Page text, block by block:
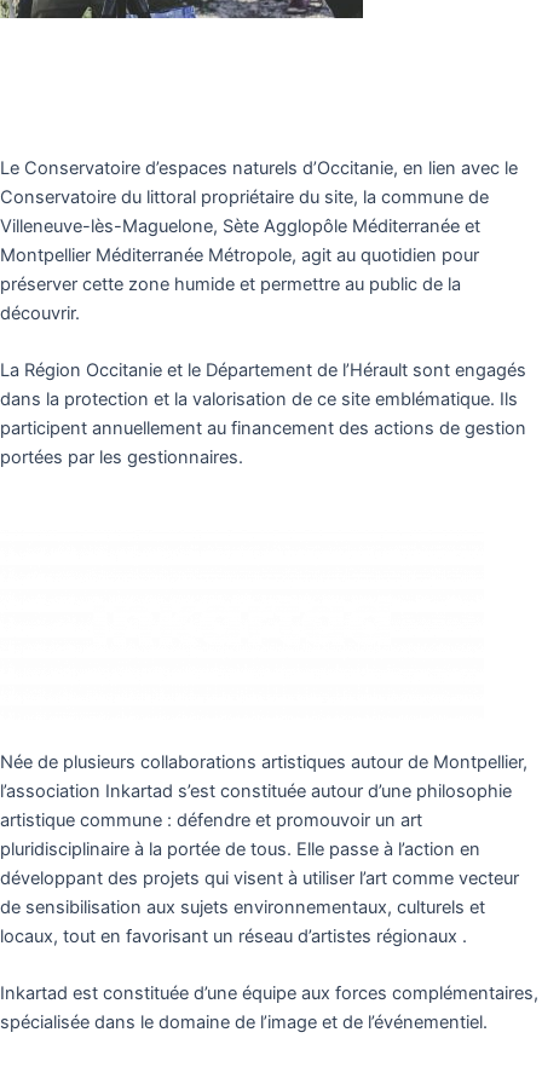
Le Conservatoire d’espaces naturels d’Occitanie, en lien avec le
Conservatoire du littoral propriétaire du site, la commune de
Villeneuve-lès-Maguelone, Sète Agglopôle Méditerranée et
Montpellier Méditerranée Métropole, agit au quotidien pour
préserver cette zone humide et permettre au public de la
découvrir.
La Région Occitanie et le Département de l’Hérault sont engagés
dans la protection et la valorisation de ce site emblématique. Ils
participent annuellement au financement des actions de gestion
portées par les gestionnaires.
Née de plusieurs collaborations artistiques autour de Montpellier,
l’association Inkartad s’est constituée autour d’une philosophie
artistique commune : défendre et promouvoir un art
pluridisciplinaire à la portée de tous. Elle passe à l’action en
développant des projets qui visent à utiliser l’art comme vecteur
de sensibilisation aux sujets environnementaux, culturels et
locaux, tout en favorisant un réseau d’artistes régionaux .
Inkartad est constituée d’une équipe aux forces complémentaires,
spécialisée dans le domaine de l’image et de l’événementiel.